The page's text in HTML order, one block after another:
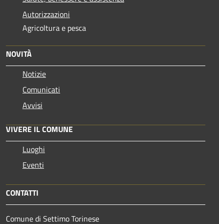
Autorizzazioni
Agricoltura e pesca
NOVITÀ
Notizie
Comunicati
Avvisi
VIVERE IL COMUNE
Luoghi
Eventi
CONTATTI
Comune di Settimo Torinese